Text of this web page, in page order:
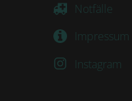
Notfälle
Instagram